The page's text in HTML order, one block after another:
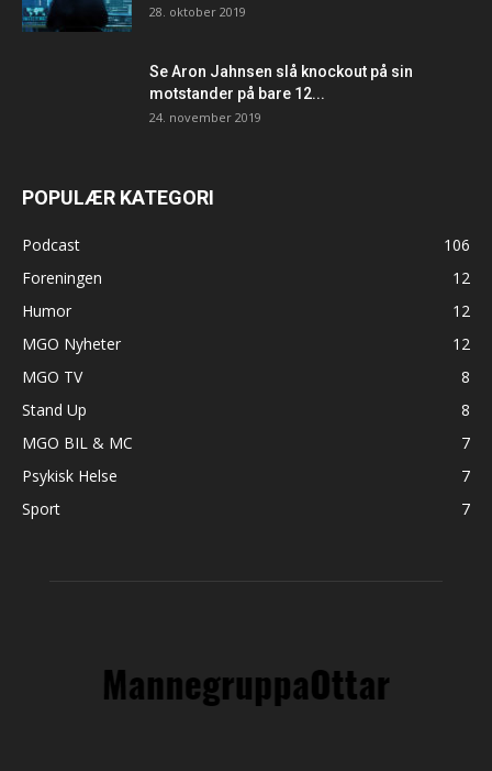
28. oktober 2019
Se Aron Jahnsen slå knockout på sin
motstander på bare 12...
24. november 2019
POPULÆR KATEGORI
Podcast
106
Foreningen
12
Humor
12
MGO Nyheter
12
MGO TV
8
Stand Up
8
MGO BIL & MC
7
Psykisk Helse
7
Sport
7